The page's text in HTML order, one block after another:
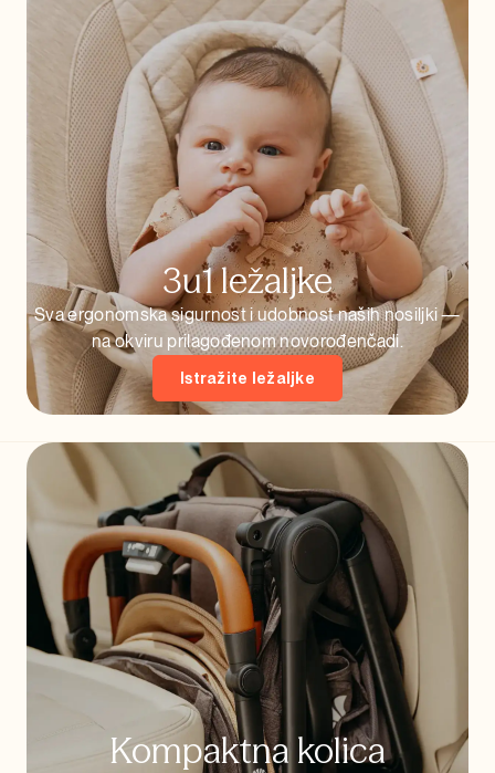
3u1 ležaljke
Sva ergonomska sigurnost i udobnost naših nosiljki —
na okviru prilagođenom novorođenčadi.
Istražite ležaljke
Kompaktna kolica